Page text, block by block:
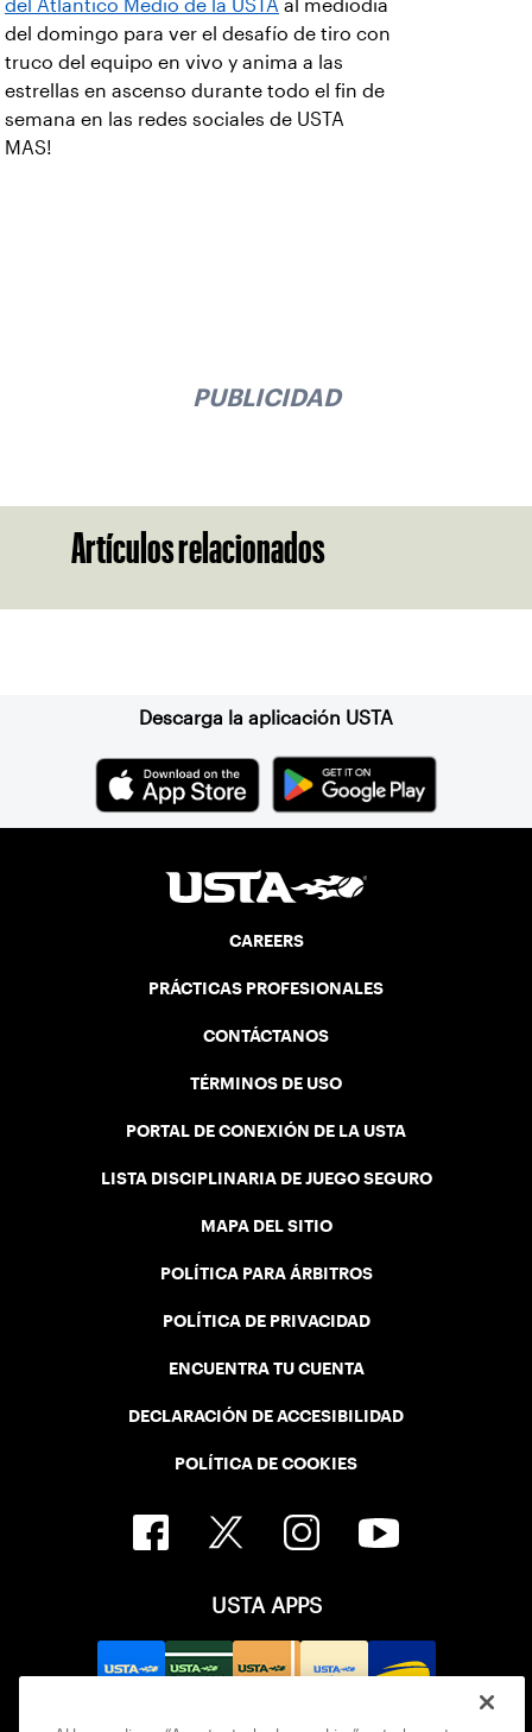
del Atlántico Medio de la USTA al mediodía
del domingo para ver el desafío de tiro con
truco del equipo en vivo y anima a las
estrellas en ascenso durante todo el fin de
semana en las redes sociales de USTA
MAS!
PUBLICIDAD
Artículos relacionados
Descarga la aplicación USTA
CAREERS
PRÁCTICAS PROFESIONALES
CONTÁCTANOS
TÉRMINOS DE USO
PORTAL DE CONEXIÓN DE LA USTA
LISTA DISCIPLINARIA DE JUEGO SEGURO
MAPA DEL SITIO
POLÍTICA PARA ÁRBITROS
POLÍTICA DE PRIVACIDAD
ENCUENTRA TU CUENTA
DECLARACIÓN DE ACCESIBILIDAD
POLÍTICA DE COOKIES
USTA APPS